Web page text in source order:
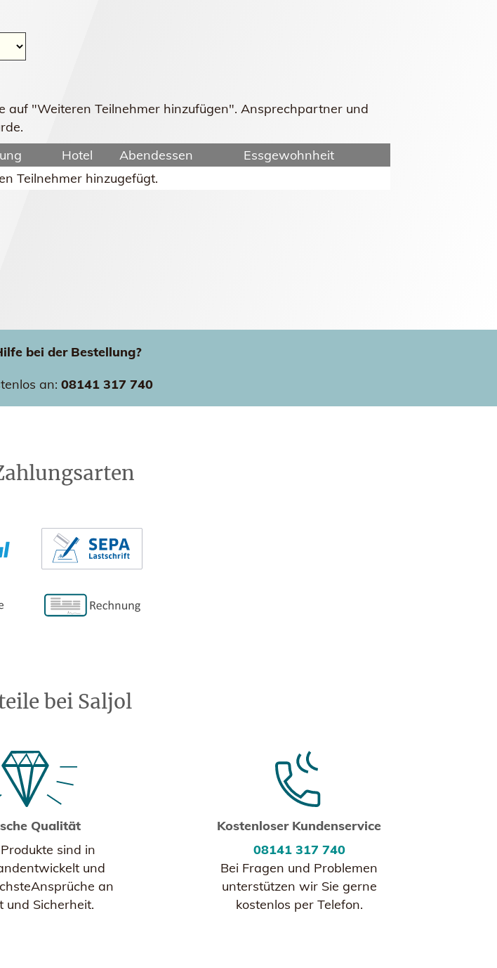
auf "Weiteren Teilnehmer hinzufügen". Ansprechpartner und
Hotel Abendessen
Essgewohnheit
Teilnehmer hinzugefügt.
bei der Bestellung?
an: 08141 317 740
bei Saljol
Qualität
sind in
und
an
und Sicherheit.
Kostenloser Kundenservice
08141 317 740
Bei Fragen und Problemen
unterstützen wir Sie gerne
kostenlos per Telefon.